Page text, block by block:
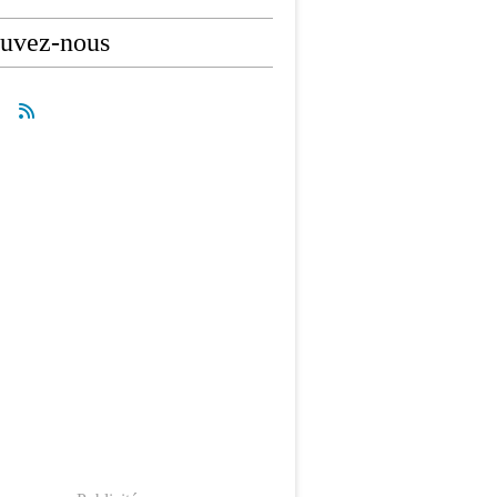
nous